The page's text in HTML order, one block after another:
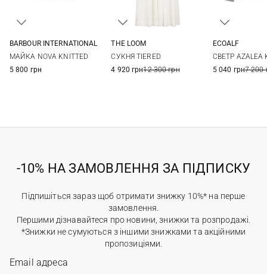
BARBOUR INTERNATIONAL
МАЙКА NOVA KNITTED
5 800 грн
THE LOOM
СУКНЯ TIERED
4 920 грн12 300 грн
ECOALF
СВЕТР AZALEA
5 040 грн7 200
-10% НА ЗАМОВЛЕННЯ ЗА ПІДПИСКУ
Підпишіться зараз щоб отримати знижку 10%* на перше
замовлення.
Першими дізнавайтеся про новини, знижки та розпродажі.
*Знижки не сумуються з іншими знижками та акційними
пропозиціями.